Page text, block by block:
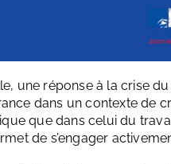
une réponse à la crise
dans un contexte de
que dans celui du
de s’engager